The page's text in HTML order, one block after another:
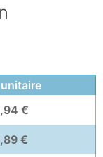
€
€